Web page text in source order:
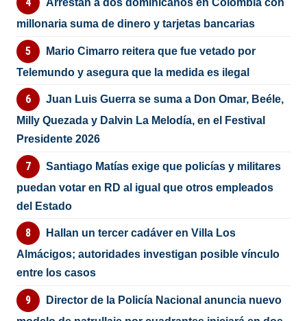
Arrestan a dos dominicanos en Colombia con
millonaria suma de dinero y tarjetas bancarias
Mario Cimarro reitera que fue vetado por
Telemundo y asegura que la medida es ilegal
Juan Luis Guerra se suma a Don Omar, Beéle,
Milly Quezada y Dalvin La Melodía, en el Festival
Presidente 2026
Santiago Matías exige que policías y militares
puedan votar en RD al igual que otros empleados
del Estado
Hallan un tercer cadáver en Villa Los
Almácigos; autoridades investigan posible vínculo
entre los casos
Director de la Policía Nacional anuncia nuevo